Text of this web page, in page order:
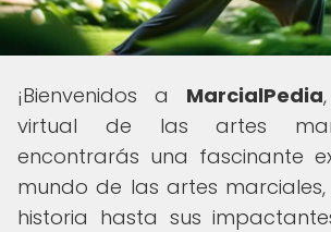
¡Bienvenidos a MarcialPedia
virtual de las artes
encontrarás una fascinante
mundo de las artes
historia hasta sus